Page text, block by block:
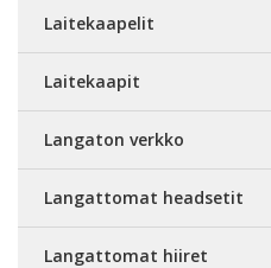
Laitekaapelit
Laitekaapit
Langaton verkko
Langattomat headsetit
Langattomat hiiret